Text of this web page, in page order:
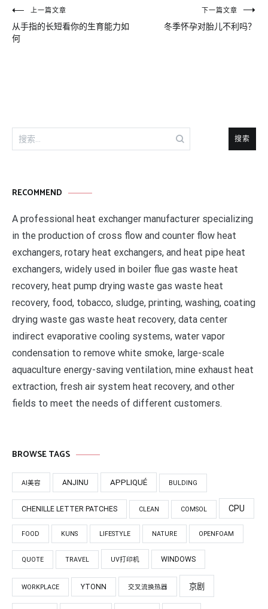
文
章
上一篇文章
从手指的长短看你的生育能力如
何
下一篇文章
冬季怀孕对胎儿不利吗？
搜
索：
RECOMMEND
A professional heat exchanger manufacturer specializing
in the production of cross flow and counter flow heat
exchangers, rotary heat exchangers, and heat pipe heat
exchangers, widely used in boiler flue gas waste heat
recovery, heat pump drying waste gas waste heat
recovery, food, tobacco, sludge, printing, washing, coating
drying waste gas waste heat recovery, data center
indirect evaporative cooling systems, water vapor
condensation to remove white smoke, large-scale
aquaculture energy-saving ventilation, mine exhaust heat
extraction, fresh air system heat recovery, and other
fields to meet the needs of different customers.
BROWSE TAGS
AI美容 ANJINU APPLIQUÉ BULDING
CHENILLE LETTER PATCHES CLEAN COMSOL CPU
FOOD KUNS LIFESTYLE NATURE OPENFOAM
QUOTE TRAVEL UV打印机 WINDOWS
WORKPLACE YTONN 交叉流换热器 京剧